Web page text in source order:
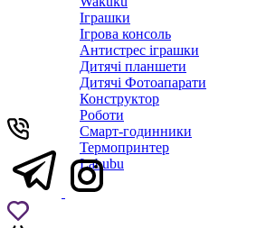
Іграшки
Ігрова консоль
Антистрес іграшки
Дитячi планшети
Дитячі Фотоапарати
Конструктор
Роботи
Смарт-годинники
Термопринтер
Labubu